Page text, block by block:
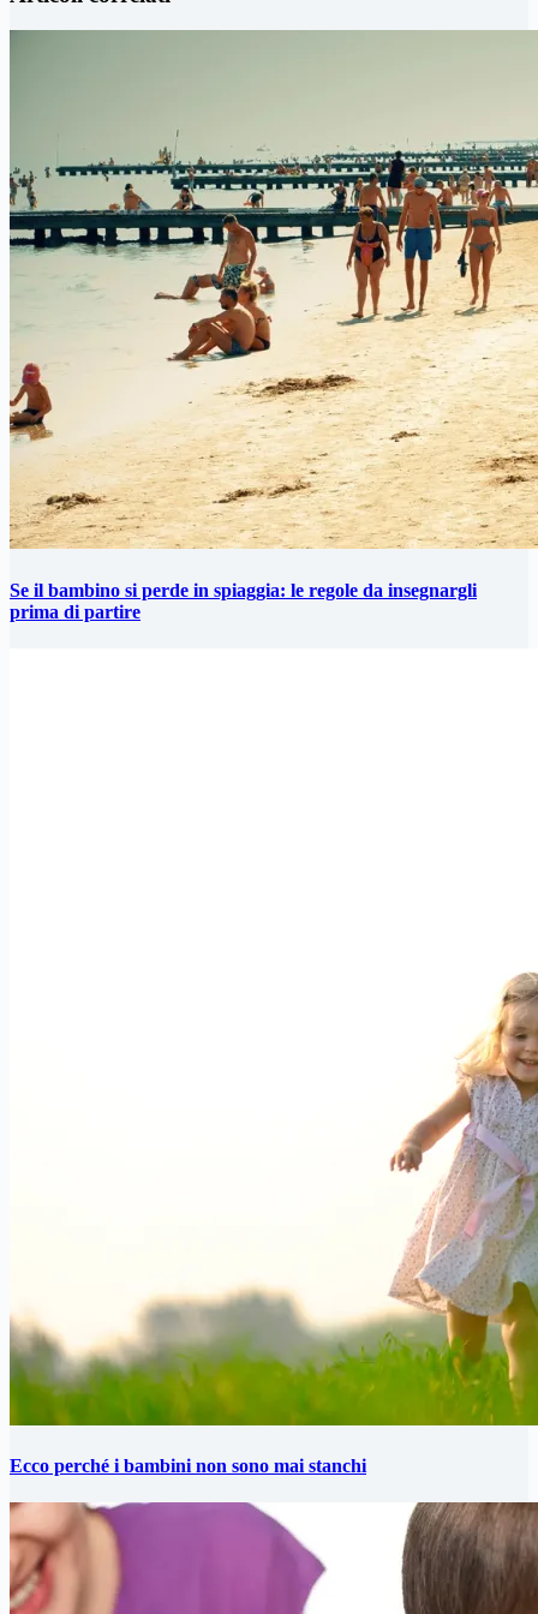
Se il bambino si perde in spiaggia: le regole da insegnargli
prima di partire
Ecco perché i bambini non sono mai stanchi